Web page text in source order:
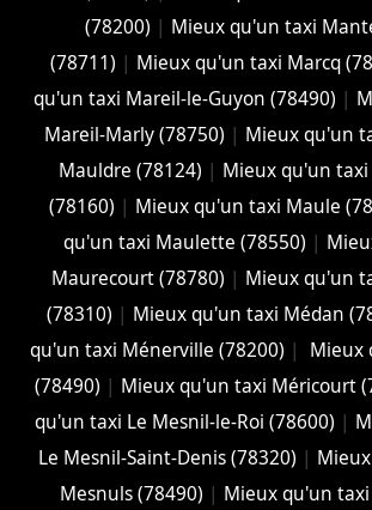
(78200) | Mieux qu'un taxi
(78711) | Mieux qu'un taxi Marcq
qu'un taxi Mareil-le-Guyon (78490) |
Mareil-Marly (78750) | Mieux qu'un
Mauldre (78124) | Mieux qu'un taxi
(78160) | Mieux qu'un taxi Maule
qu'un taxi Maulette (78550) |
Maurecourt (78780) | Mieux qu'un
(78310) | Mieux qu'un taxi Médan
qu'un taxi Ménerville (78200) |
Mieux
(78490) | Mieux qu'un taxi Méricourt
qu'un taxi Le Mesnil-le-Roi (78600) |
Le Mesnil-Saint-Denis (78320) |
Mesnuls (78490) | Mieux qu'un